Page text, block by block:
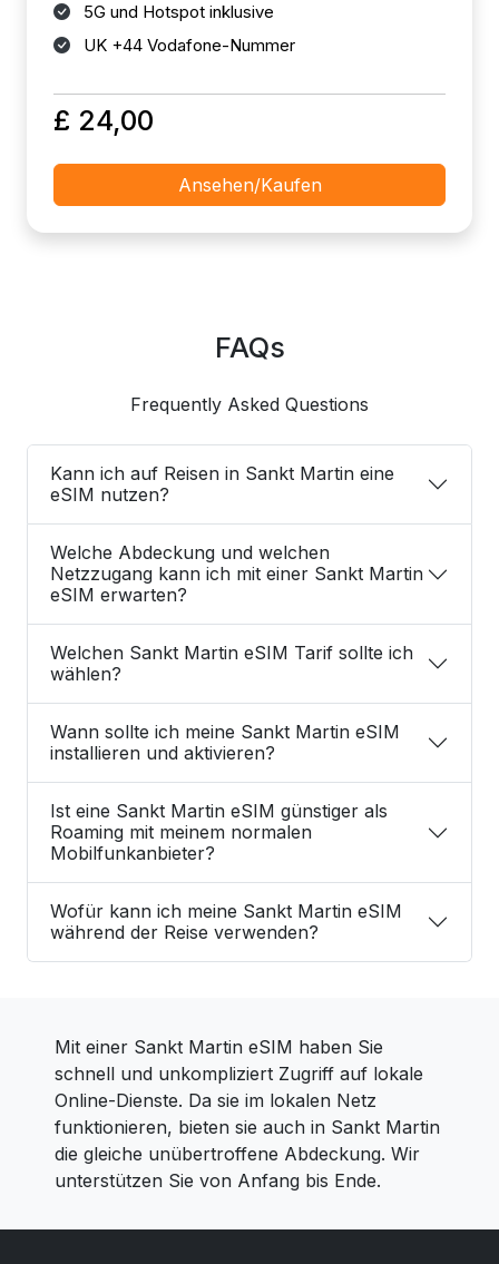
5G und Hotspot inklusive
UK +44 Vodafone-Nummer
£ 24,00
Ansehen/Kaufen
FAQs
Frequently Asked Questions
Kann ich auf Reisen in Sankt Martin eine
eSIM nutzen?
Welche Abdeckung und welchen
Netzzugang kann ich mit einer Sankt Martin
eSIM erwarten?
Welchen Sankt Martin eSIM Tarif sollte ich
wählen?
Wann sollte ich meine Sankt Martin eSIM
installieren und aktivieren?
Ist eine Sankt Martin eSIM günstiger als
Roaming mit meinem normalen
Mobilfunkanbieter?
Wofür kann ich meine Sankt Martin eSIM
während der Reise verwenden?
Mit einer Sankt Martin eSIM haben Sie
schnell und unkompliziert Zugriff auf lokale
Online-Dienste. Da sie im lokalen Netz
funktionieren, bieten sie auch in Sankt Martin
die gleiche unübertroffene Abdeckung. Wir
unterstützen Sie von Anfang bis Ende.